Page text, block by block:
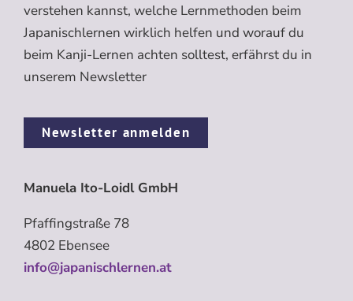
verstehen kannst, welche Lernmethoden beim
Japanischlernen wirklich helfen und worauf du
beim Kanji-Lernen achten solltest, erfährst du in
unserem Newsletter
Newsletter anmelden
Manuela Ito-Loidl GmbH
Pfaffingstraße 78
4802 Ebensee
info@japanischlernen.at